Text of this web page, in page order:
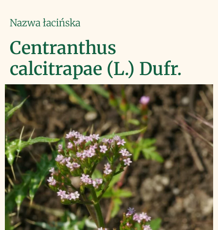
Nazwa łacińska
Centranthus
calcitrapae (L.) Dufr.